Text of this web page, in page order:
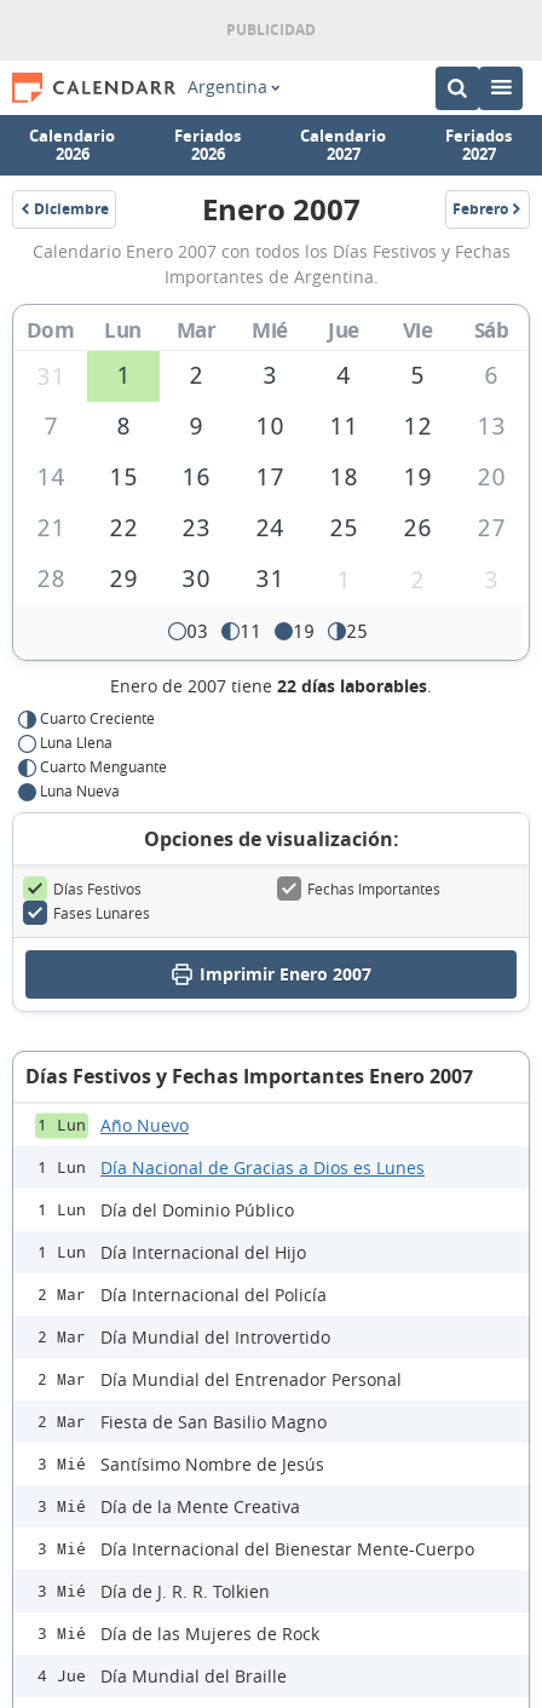
Argentina
Calendario
2026
Feriados
2026
Calendario
2027
Feriados
2027
Diciembre
2006
Calendario
Enero
2007
de
Argentina
Enero 2007 Febrero
2007
Calendario Enero 2007 con todos los Días Festivos y Fechas
Importantes de Argentina.
Dom Lun Mar Mié Jue Vie Sáb
31 1 2 3 4 5
6
7
8 9 10 11 12
13
14
15 16 17 18 19
20
21
22 23 24 25 26
27
28
29 30 31 1 2 3
03 11 19 25
Enero de 2007 tiene 22 días laborables.
Cuarto Creciente
Luna Llena
Cuarto Menguante
Luna Nueva
Opciones de visualización:
Días Festivos
Fechas Importantes
Fases Lunares
Imprimir Enero 2007
Días Festivos y Fechas Importantes Enero 2007
1 Lun Año Nuevo
1 Lun Día Nacional de Gracias a Dios es Lunes
1 Lun Día del Dominio Público
1 Lun Día Internacional del Hijo
2 Mar Día Internacional del Policía
2 Mar Día Mundial del Introvertido
2 Mar Día Mundial del Entrenador Personal
2 Mar Fiesta de San Basilio Magno
3 Mié Santísimo Nombre de Jesús
3 Mié Día de la Mente Creativa
3 Mié Día Internacional del Bienestar Mente-Cuerpo
3 Mié Día de J. R. R. Tolkien
3 Mié Día de las Mujeres de Rock
4 Jue Día Mundial del Braille